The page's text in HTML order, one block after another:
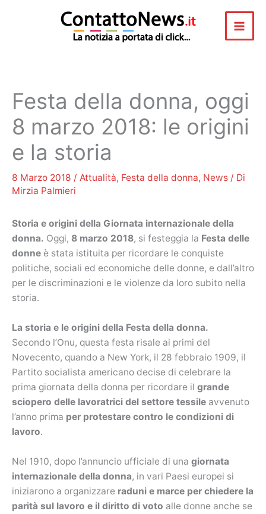
Festa della donna, oggi
8 marzo 2018: le origini
e la storia
8 Marzo 2018 / Attualità, Festa della donna, News / Di
Mirzia Palmieri
Storia e origini della Giornata internazionale della
donna. Oggi, 8 marzo 2018, si festeggia la Festa delle
donne è stata istituita per ricordare le conquiste
politiche, sociali ed economiche delle donne, e dall’altro
per le discriminazioni e le violenze da loro subito nella
storia.
La storia e le origini della Festa della donna.
Secondo l’Onu, questa festa risale ai primi del
Novecento, quando a New York, il 28 febbraio 1909, il
Partito socialista americano decise di celebrare la
prima giornata della donna per ricordare il grande
sciopero delle lavoratrici del settore tessile avvenuto
l’anno prima per protestare contro le condizioni di
lavoro.
Nel 1910, dopo l’annuncio ufficiale di una giornata
internazionale della donna, in vari Paesi europei si
iniziarono a organizzare raduni e marce per chiedere la
parità sul lavoro e il diritto di voto alle donne anche se